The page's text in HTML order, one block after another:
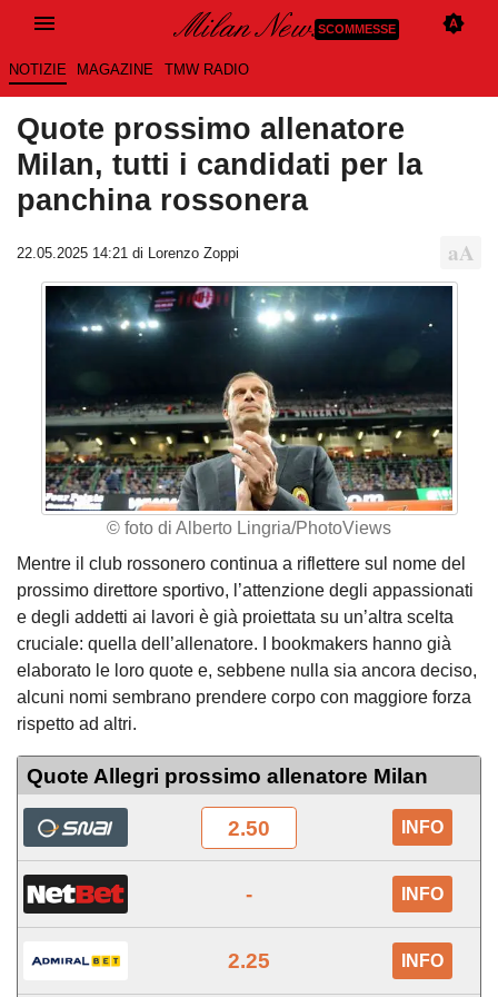
SCOMMESSE
NOTIZIE MAGAZINE TMW RADIO
Quote prossimo allenatore
Milan, tutti i candidati per la
panchina rossonera
22.05.2025 14:21 di Lorenzo Zoppi
© foto di Alberto Lingria/PhotoViews
Mentre il club rossonero continua a riflettere sul nome del
prossimo direttore sportivo, l’attenzione degli appassionati
e degli addetti ai lavori è già proiettata su un’altra scelta
cruciale: quella dell’allenatore. I bookmakers hanno già
elaborato le loro quote e, sebbene nulla sia ancora deciso,
alcuni nomi sembrano prendere corpo con maggiore forza
rispetto ad altri.
Quote Allegri prossimo allenatore Milan
2.50 INFO
- INFO
2.25 INFO